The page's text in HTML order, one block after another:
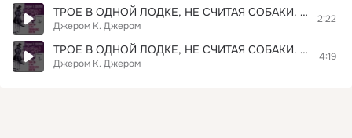
ТРОЕ В ОДНОЙ ЛОДКЕ, НЕ СЧИТАЯ СОБАКИ. Глава 07. Фрагмент 04
Джером К. Джером
2:22
ТРОЕ В ОДНОЙ ЛОДКЕ, НЕ СЧИТАЯ СОБАКИ. Глава 07. Фрагмент 06
Джером К. Джером
4:19